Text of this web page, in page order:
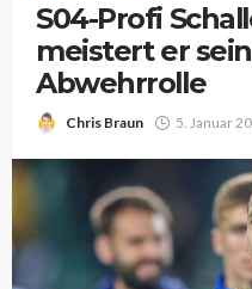
S04-Profi
meistert er
Abwehrrolle
Chris Braun 5. Januar